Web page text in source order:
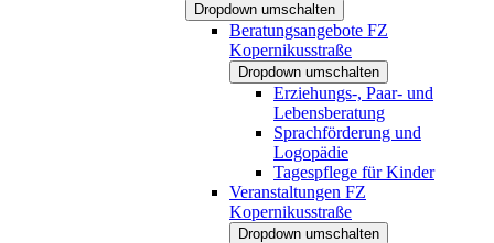
Dropdown umschalten
Beratungsangebote FZ
Kopernikusstraße
Dropdown umschalten
Erziehungs-, Paar- und
Lebensberatung
Sprachförderung und
Logopädie
Tagespflege für Kinder
Veranstaltungen FZ
Kopernikusstraße
Dropdown umschalten